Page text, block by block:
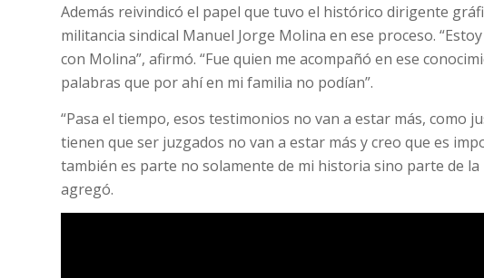
Además reivindicó el papel que tuvo el histórico dirigente
militancia sindical Manuel Jorge Molina en ese proceso.
con Molina”, afirmó. “Fue quien me acompañó en ese
palabras que por ahí en mi familia no podían”.
“Pasa el tiempo, esos testimonios no van a estar más, como
tienen que ser juzgados no van a estar más y creo que es
también es parte no solamente de mi historia sino parte de la
agregó.